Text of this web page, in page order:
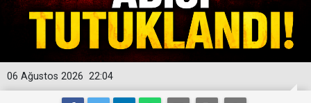
22:04
06 Ağustos 2026